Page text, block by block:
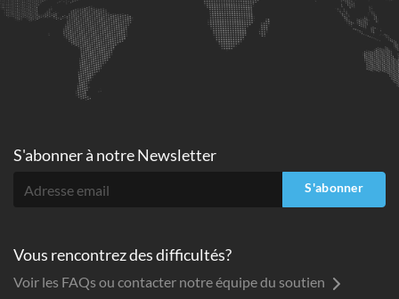
S'abonner à notre Newsletter
S'abonner
Vous rencontrez des difficultés?
Voir les FAQs ou contacter notre équipe du soutien